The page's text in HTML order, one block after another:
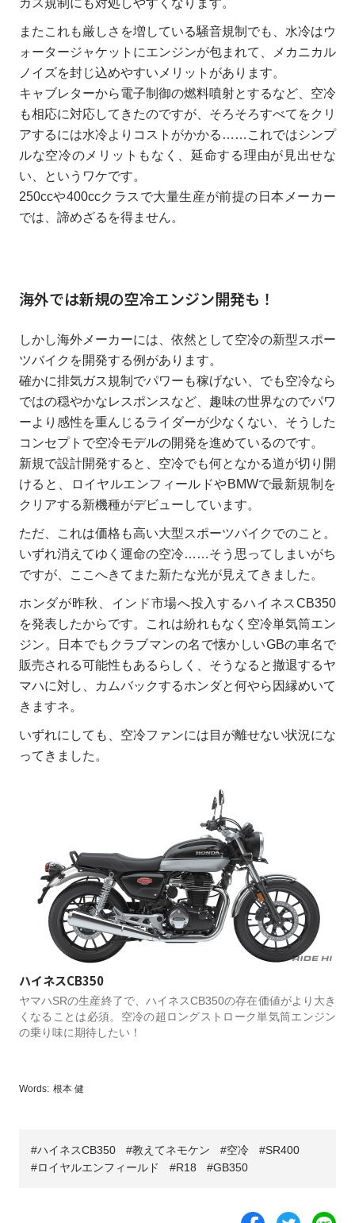
またこれも厳しさを増している騒音規制でも、水冷はウ
ォータージャケットにエンジンが包まれて、メカニカル
ノイズを封じ込めやすいメリットがあります。
キャブレターから電子制御の燃料噴射とするなど、空冷
も相応に対応してきたのですが、そろそろすべてをクリ
アするには水冷よりコストがかかる……これではシンプ
ルな空冷のメリットもなく、延命する理由が見出せな
い、というワケです。
250ccや400ccクラスで大量生産が前提の日本メーカー
では、諦めざるを得ません。
海外では新規の空冷エンジン開発も！
しかし海外メーカーには、依然として空冷の新型スポー
ツバイクを開発する例があります。
確かに排気ガス規制でパワーも稼げない、でも空冷なら
ではの穏やかなレスポンスなど、趣味の世界なのでパワ
ーより感性を重んじるライダーが少なくない、そうした
コンセプトで空冷モデルの開発を進めているのです。
新規で設計開発すると、空冷でも何となかる道が切り開
けると、ロイヤルエンフィールドやBMWで最新規制を
クリアする新機種がデビューしています。
ただ、これは価格も高い大型スポーツバイクでのこと。
いずれ消えてゆく運命の空冷……そう思ってしまいがち
ですが、ここへきてまた新たな光が見えてきました。
ホンダが昨秋、インド市場へ投入するハイネスCB350
を発表したからです。これは紛れもなく空冷単気筒エン
ジン。日本でもクラブマンの名で懐かしいGBの車名で
販売される可能性もあるらしく、そうなると撤退するヤ
マハに対し、カムバックするホンダと何やら因縁めいて
きますネ。
いずれにしても、空冷ファンには目が離せない状況にな
ってきました。
ハイネスCB350
ヤマハSRの生産終了で、ハイネスCB350の存在価値がより大き
くなることは必須。空冷の超ロングストローク単気筒エンジン
の乗り味に期待したい！
Words: 根本 健
ハイネスCB350 教えてネモケン 空冷
SR400
ロイヤルエンフィールド
R18 GB350